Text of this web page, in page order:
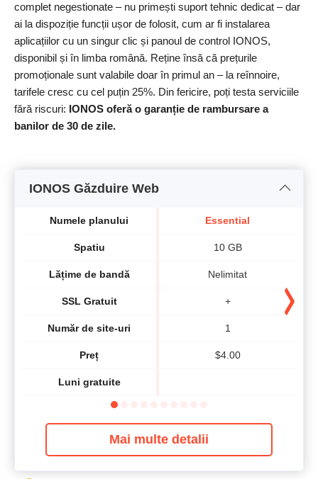
complet negestionate – nu primești suport tehnic dedicat – dar
ai la dispoziție funcții ușor de folosit, cum ar fi instalarea
aplicațiilor cu un singur clic și panoul de control IONOS,
disponibil și în limba română. Reține însă că prețurile
promoționale sunt valabile doar în primul an – la reînnoire,
tarifele cresc cu cel puțin 25%. Din fericire, poți testa serviciile
fără riscuri: IONOS oferă o garanție de rambursare a
banilor de 30 de zile.
IONOS Găzduire Web
Numele planului
Spatiu
Lățime de bandă
SSL Gratuit
Număr de site-uri
Preț
Luni gratuite
Essential
10 GB
Nelimitat
+
1
$4.00
Mai multe detalii